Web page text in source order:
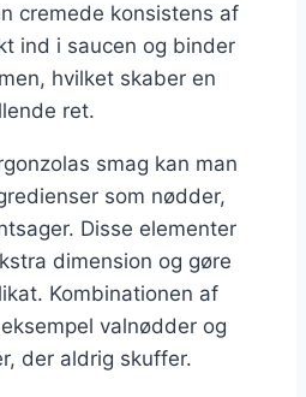
cremede konsistens af
ind i saucen og binder
hvilket skaber en
ret.
smag kan man
som nødder,
Disse elementer
dimension og gøre
Kombinationen af
valnødder og
der aldrig skuffer.